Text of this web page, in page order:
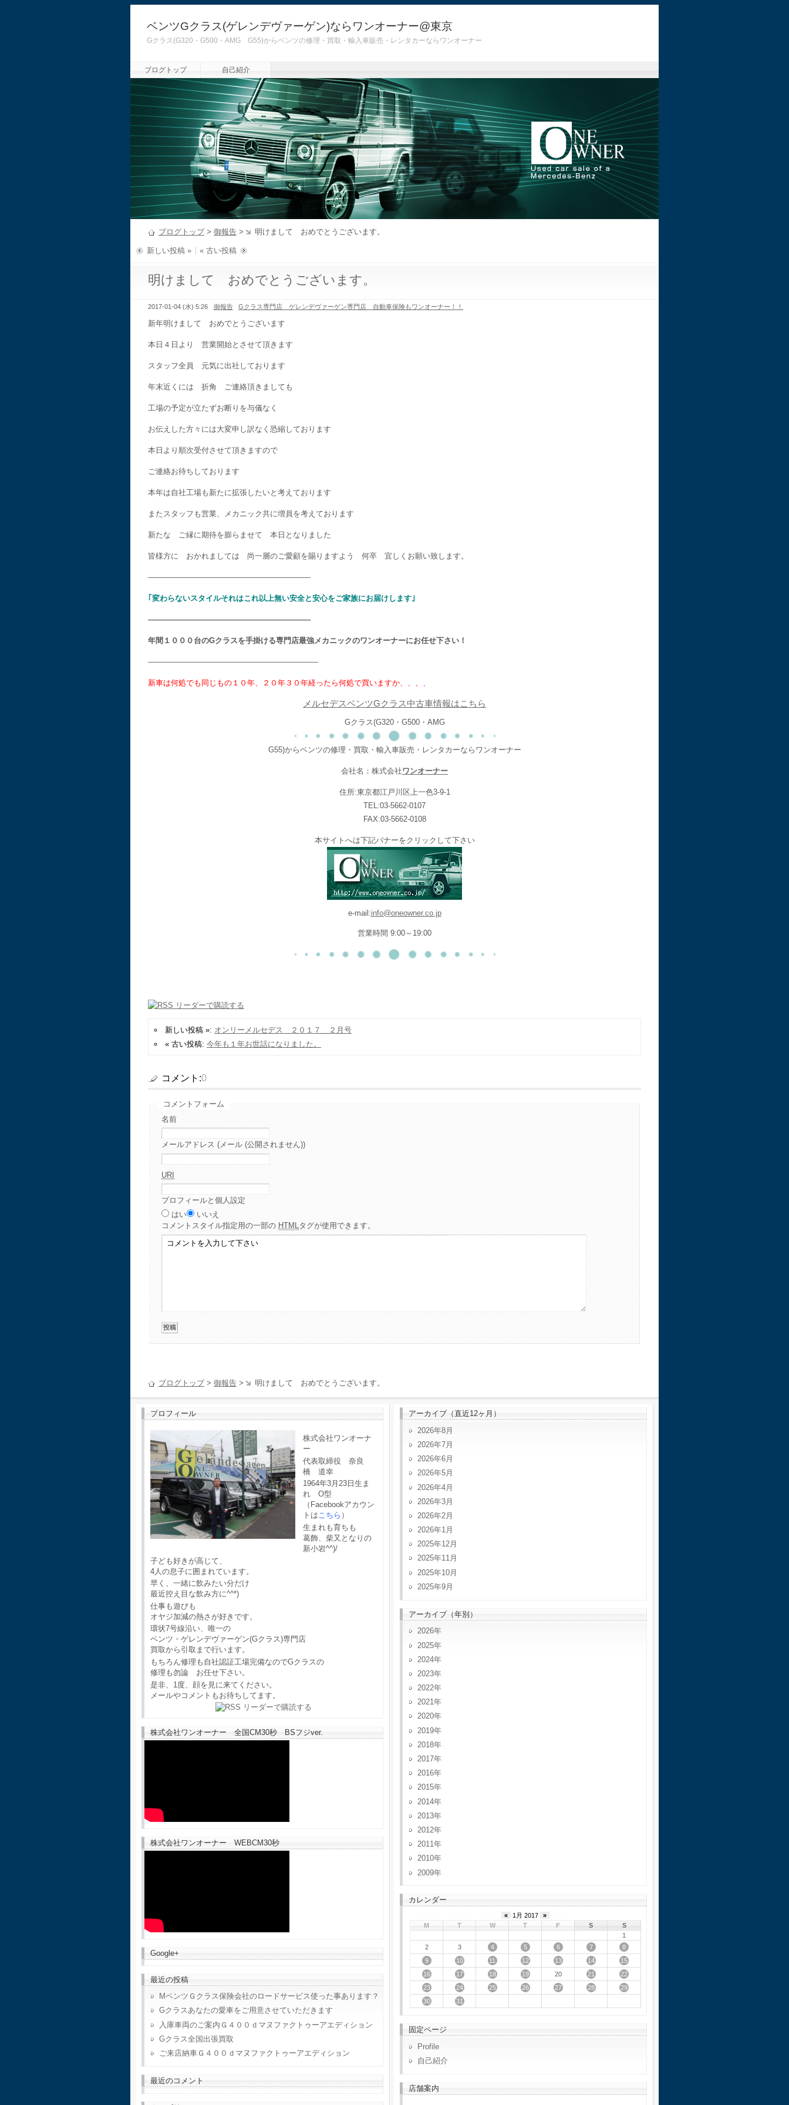
ベンツGクラス(ゲレンデヴァーゲン)ならワンオーナー@東京
Gクラス(G320・G500・AMG G55)からベンツの修理・買取・輸入車販売・レンタカーならワンオーナー
ブログトップ 自己紹介
ブログトップ> 御報告 > 明けまして おめでとうございます。
新しい投稿 » « 古い投稿
明けまして おめでとうございます。
2017-01-04 (水) 5:26 御報告 Gクラス専門店 ゲレンデヴァーゲン専門店 自動車保険もワンオーナー！！
新年明けまして おめでとうございます
本日４日より 営業開始とさせて頂きます
スタッフ全員 元気に出社しております
年末近くには 折角 ご連絡頂きましても
工場の予定が立たずお断りを与儀なく
お伝えした方々には大変申し訳なく恐縮しております
本日より順次受付させて頂きますので
ご連絡お待ちしております
本年は自社工場も新たに拡張したいと考えております
またスタッフも営業、メカニック共に増員を考えております
新たな ご縁に期待を膨らませて 本日となりました
皆様方に おかれましては 尚一層のご愛顧を賜りますよう 何卒 宜しくお願い致します。
—————————————————————-
｢変わらないスタイルそれはこれ以上無い安全と安心をご家族にお届けします｣
—————————————————————-
年間１０００台のGクラスを手掛ける専門店最強メカニックのワンオーナーにお任せ下さい！
——————————————————————-
新車は何処でも同じもの１０年、２０年３０年経ったら何処で買いますか、、、 、
メルセデスベンツGクラス中古車情報はこちら
Gクラス(G320・G500・AMG
G55)からベンツの修理・買取・輸入車販売・レンタカーならワンオーナー
会社名：株式会社ワンオーナー
住所:東京都江戸川区上一色3-9-1
TEL:03-5662-0107
FAX:03-5662-0108
本サイトへは下記バナーをクリックして下さい
e-mail:info@oneowner.co.jp
営業時間 9:00～19:00
新しい投稿 »: オンリーメルセデス ２０１７ ２月号
« 古い投稿: 今年も１年お世話になりました。
コメント:0
コメントフォーム
名前
メールアドレス (メール (公開されません))
URI
プロフィールと個人設定
はい
いいえ
コメント スタイル指定用の一部の HTMLタグが使用できます。
ブログトップ> 御報告 > 明けまして おめでとうございます。
プロフィール
株式会社ワンオーナ
ー
代表取締役 奈良
橋 道幸
1964年3月23日生ま
れ O型
（Facebookアカウン
トはこちら ）
生まれも育ちも
葛飾、柴又となりの
新小岩^^)/
子ども好きが高じて、
4人の息子に囲まれています。
早く、一緒に飲みたい分だけ
最近控え目な飲み方に^^*)
仕事も遊びも
オヤジ加減の熱さが好きです。
環状7号線沿い、唯一の
ベンツ・ゲレンデヴァーゲン(Gクラス)専門店
買取から引取まで行います。
もちろん修理も自社認証工場完備なのでGクラスの
修理も勿論 お任せ下さい。
是非、1度、顔を見に来てください。
メールやコメントもお待ちしてます。
株式会社ワンオーナー 全国CM30秒 BSフジver.
株式会社ワンオーナー WEBCM30秒
Google+
最近の投稿
MベンツＧクラス保険会社のロードサービス使った事あります？
Gクラスあなたの愛車をご用意させていただきます
入庫車両のご案内Ｇ４００ｄマヌファクトゥーアエディション
Gクラス全国出張買取
ご来店納車Ｇ４００ｄマヌファクトゥーアエディション
最近のコメント
アーカイブ（直近12ヶ月）
2026年8月
2026年7月
2026年6月
2026年5月
2026年4月
2026年3月
2026年2月
2026年1月
2025年12月
2025年11月
2025年10月
2025年9月
アーカイブ（年別）
2026
2025
2024
2023
2022
2021
2020
2019
2018
2017
2016
2015
2014
2013
2012
2011
2010
2009
カレンダー
« 1月 2017
»
M
T W T F S
S
1
2
3 4 5 6 7
8
9
10 11 12 13 14
15
16
17 18 19 20 21
22
23
24 25 26 27 28
29
30
31
固定ページ
Profile
自己紹介
店舗案内